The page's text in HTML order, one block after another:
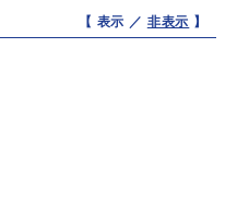
【 表示 ／ 非表示 】